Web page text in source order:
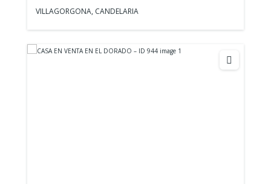
VILLAGORGONA, CANDELARIA